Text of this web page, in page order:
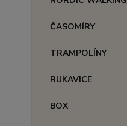
ČASOMÍRY
TRAMPOLÍNY
RUKAVICE
BOX